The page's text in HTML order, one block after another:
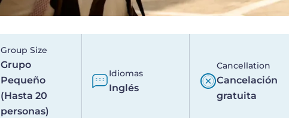
Group Size
Grupo
Pequeño
(Hasta 20
personas)
Idiomas
Inglés
Cancellation
Cancelación
gratuita